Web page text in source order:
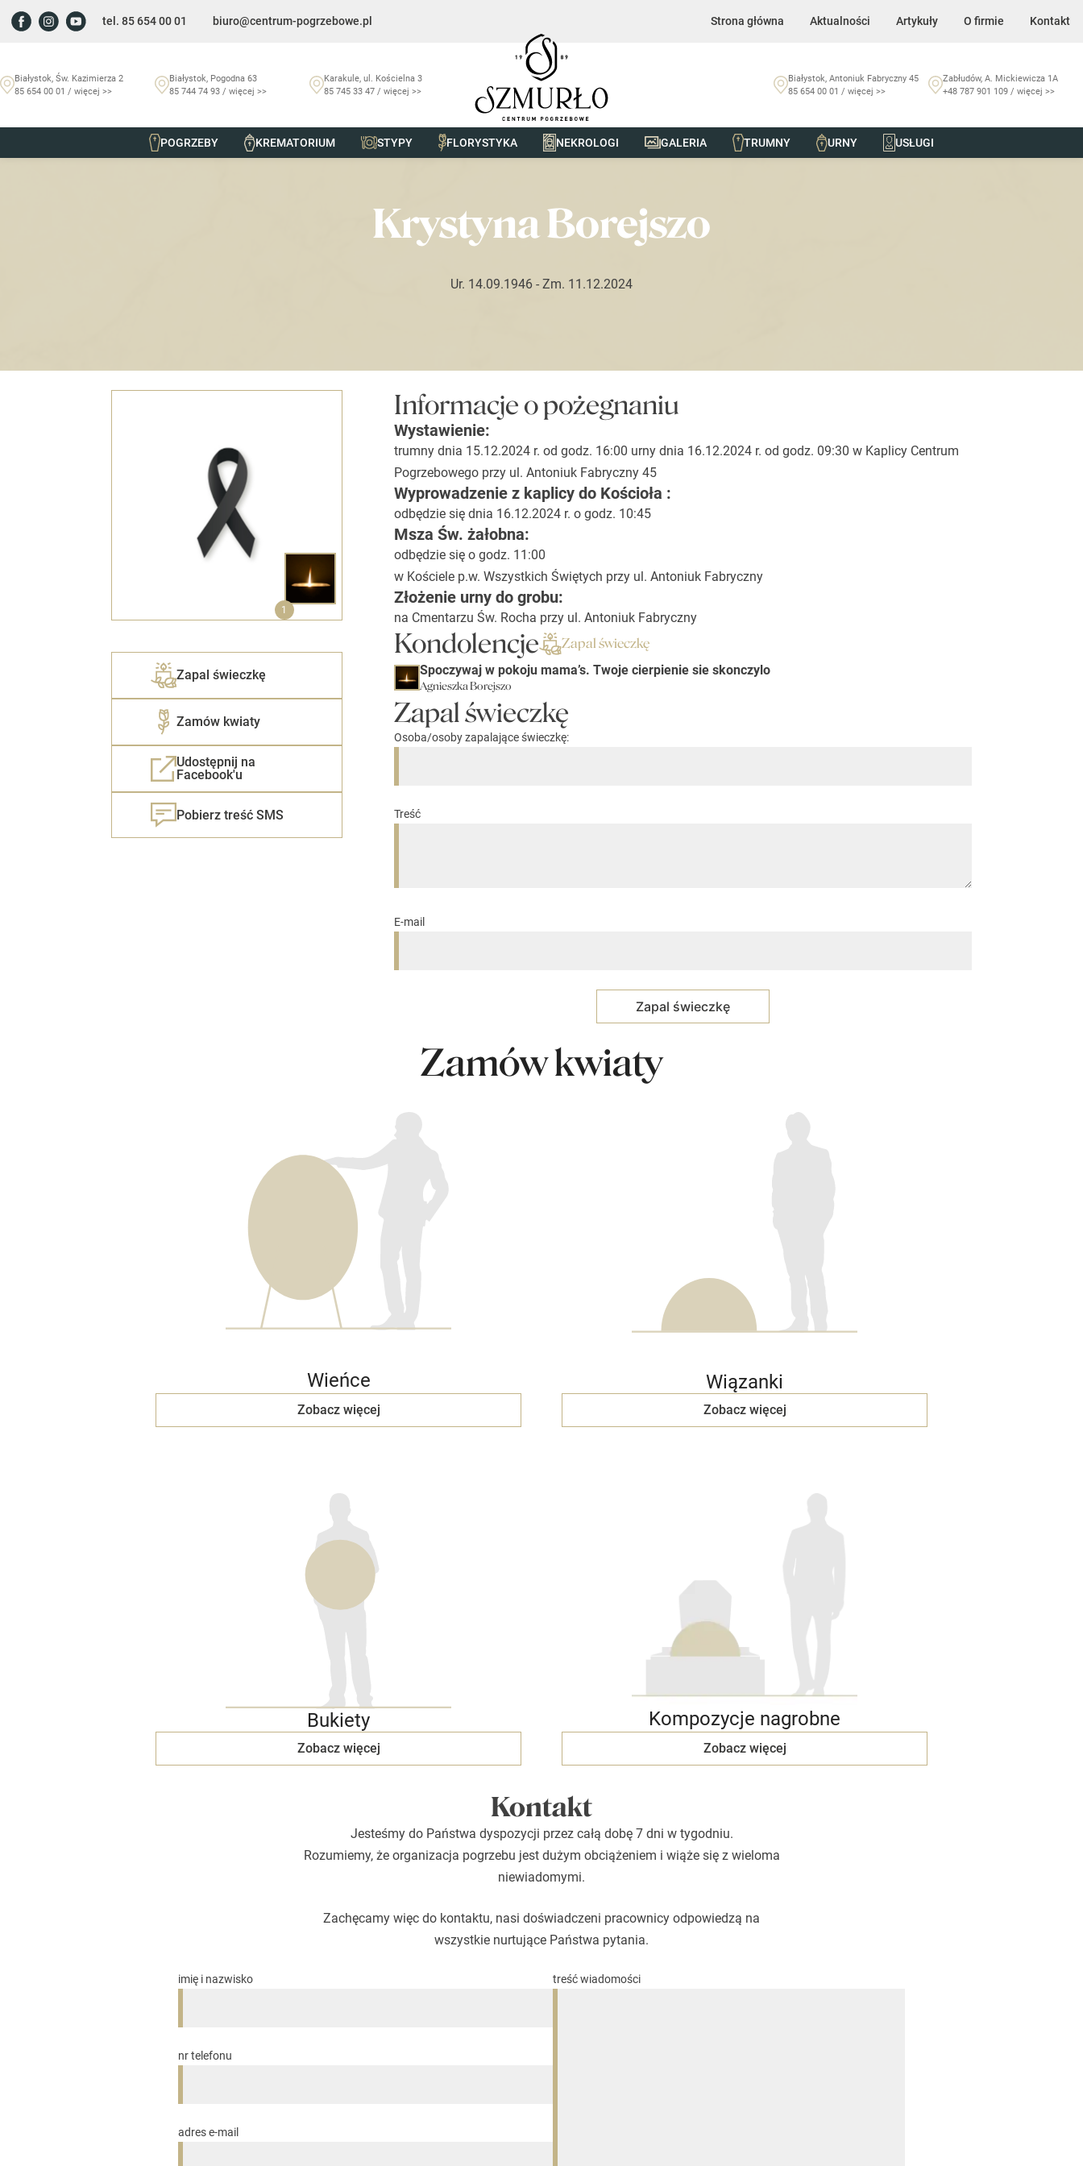
tel. 85 654 00 01 biuro@centrum-pogrzebowe.pl Strona główna Aktualności Artykuły O firmie Kontakt
Białystok, Św. Kazimierza 2
85 654 00 01 / więcej >>
Białystok, Pogodna 63
85 744 74 93 / więcej >>
Karakule, ul. Kościelna 3
85 745 33 47 / więcej >>
Białystok, Antoniuk Fabryczny 45
85 654 00 01 / więcej >>
Zabłudów, A. Mickiewicza 1A
+48 787 901 109 / więcej >>
POGRZEBY KREMATORIUM STYPY FLORYSTYKA NEKROLOGI GALERIA TRUMNY URNY USŁUGI
Szmurło Centrum Pogrzebowe /Nekrologi Krystyna Borejszo
Krystyna Borejszo
Ur. 14.09.1946 - Zm. 11.12.2024
1
Zapal świeczkę
Zamów kwiaty
Udostępnij na
Facebook'u
Pobierz treść SMS
Informacje o pożegnaniu
Wystawienie:
trumny dnia 15.12.2024 r. od godz. 16:00 urny dnia 16.12.2024 r. od godz. 09:30 w Kaplicy Centrum
Pogrzebowego przy ul. Antoniuk Fabryczny 45
Wyprowadzenie z kaplicy do Kościoła :
odbędzie się dnia 16.12.2024 r. o godz. 10:45
Msza Św. żałobna:
odbędzie się o godz. 11:00
w Kościele p.w. Wszystkich Świętych przy ul. Antoniuk Fabryczny
Złożenie urny do grobu:
na Cmentarzu Św. Rocha przy ul. Antoniuk Fabryczny
Kondolencje
Zapal świeczkę
Spoczywaj w pokoju mama’s. Twoje cierpienie sie skonczylo
Agnieszka Borejszo
Zapal świeczkę
Osoba/osoby zapalające świeczkę:
Treść
E-mail
Zamów kwiaty
Wieńce
Zobacz więcej
Wiązanki
Zobacz więcej
Bukiety
Zobacz więcej
Kompozycje nagrobne
Zobacz więcej
Kontakt
Jesteśmy do Państwa dyspozycji przez całą dobę 7 dni w tygodniu.
Rozumiemy, że organizacja pogrzebu jest dużym obciążeniem i wiąże się z wieloma
niewiadomymi.
Zachęcamy więc do kontaktu, nasi doświadczeni pracownicy odpowiedzą na
wszystkie nurtujące Państwa pytania.
imię i nazwisko
nr telefonu
adres e-mail
treść wiadomości